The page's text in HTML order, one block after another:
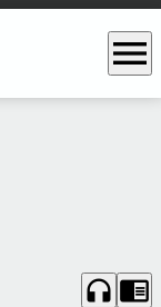
menu
headphones chrome_reader_mode